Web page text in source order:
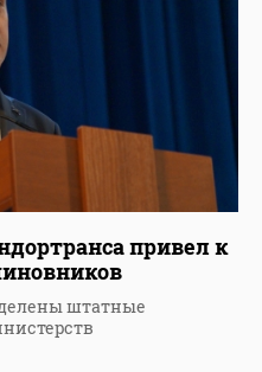
привел к
штатные